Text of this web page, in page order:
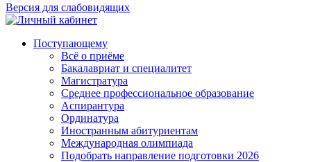
Версия для слабовидящих
Поступающему
Всё о приёме
Бакалавриат и специалитет
Магистратура
Среднее профессиональное образование
Аспирантура
Ординатура
Иностранным абитуриентам
Международная олимпиада
Подобрать направление подготовки 2026